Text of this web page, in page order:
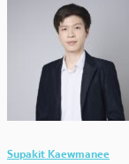
Supakit Kaewmanee